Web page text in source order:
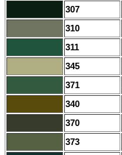
307
310
311
345
371
340
370
373